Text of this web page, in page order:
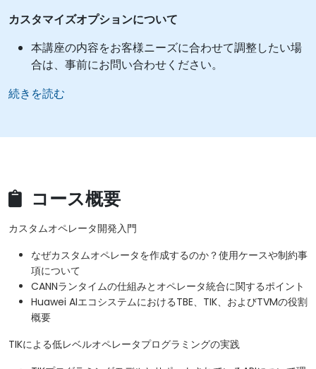
カスタマイズオプションについて
本講座の内容をお客様ニーズに合わせて調整したい場
合は、事前にお問い合わせください。
続きを読む
コース概要
カスタムオペレータ開発入門
なぜカスタムオペレータを作成するのか？使用ケースや制約事
項について
CANNランタイムの仕組みとオペレータ統合に関するポイント
Huawei AIエコシステムにおけるTBE、TIK、およびTVMの役割
概要
TIKによる低レベルオペレータプログラミングの実践